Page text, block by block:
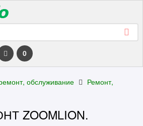
0
обслуживание
Ремонт,
ZOOMLION.